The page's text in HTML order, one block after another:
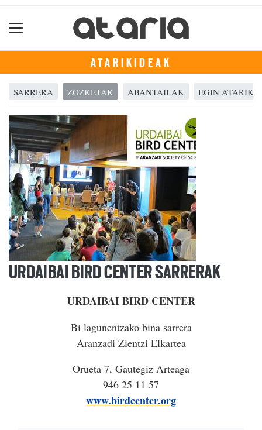
ATARIKIDEAK
SARRERA ZOZKETAK ABANTAILAK EGIN
URDAIBAI BIRD CENTER SARRERAK
URDAIBAI BIRD CENTER
Bi lagunentzako bina sarrera
Aranzadi Zientzi Elkartea
Orueta 7, Gautegiz Arteaga
946 25 11 57
www.birdcenter.org